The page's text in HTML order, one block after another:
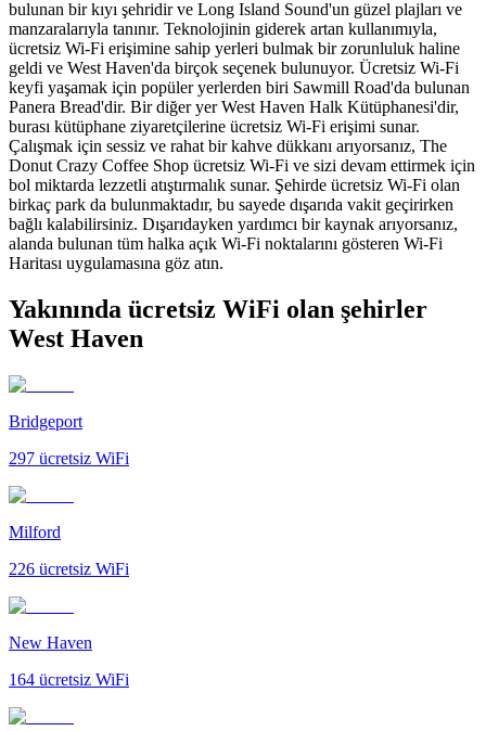
bulunan bir kıyı şehridir ve Long Island Sound'un güzel plajları ve
manzaralarıyla tanınır. Teknolojinin giderek artan kullanımıyla,
ücretsiz Wi-Fi erişimine sahip yerleri bulmak bir zorunluluk haline
geldi ve West Haven'da birçok seçenek bulunuyor. Ücretsiz Wi-Fi
keyfi yaşamak için popüler yerlerden biri Sawmill Road'da bulunan
Panera Bread'dir. Bir diğer yer West Haven Halk Kütüphanesi'dir,
burası kütüphane ziyaretçilerine ücretsiz Wi-Fi erişimi sunar.
Çalışmak için sessiz ve rahat bir kahve dükkanı arıyorsanız, The
Donut Crazy Coffee Shop ücretsiz Wi-Fi ve sizi devam ettirmek için
bol miktarda lezzetli atıştırmalık sunar. Şehirde ücretsiz Wi-Fi olan
birkaç park da bulunmaktadır, bu sayede dışarıda vakit geçirirken
bağlı kalabilirsiniz. Dışarıdayken yardımcı bir kaynak arıyorsanız,
alanda bulunan tüm halka açık Wi-Fi noktalarını gösteren Wi-Fi
Haritası uygulamasına göz atın.
Yakınında ücretsiz WiFi olan şehirler
West Haven
Bridgeport
297 ücretsiz WiFi
Milford
226 ücretsiz WiFi
New Haven
164 ücretsiz WiFi